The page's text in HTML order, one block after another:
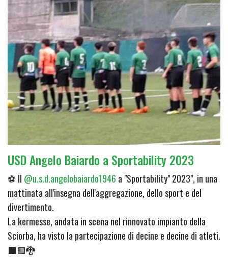
USD Angelo Baiardo a Sportability 2023
⚽ Il @u.s.d.angelobaiardo1946 a "Sportability" 2023", in una
mattinata all'insegna dell'aggregazione, dello sport e del
divertimento.
La kermesse, andata in scena nel rinnovato impianto della
Sciorba, ha visto la partecipazione di decine e decine di atleti.
⬛🟩🐉